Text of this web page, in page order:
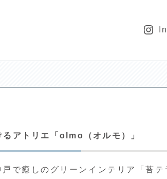
アトリエ「olmo（オルモ）」
戸で癒しのグリーンインテリア「苔